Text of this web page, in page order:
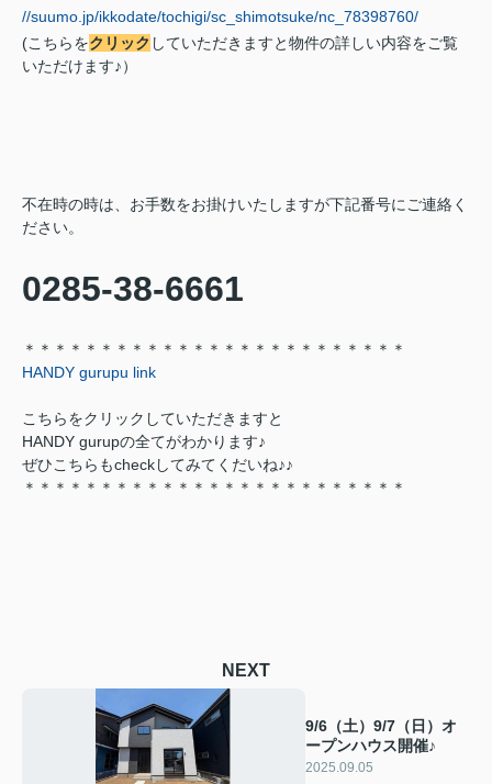
//suumo.jp/ikkodate/tochigi/sc_shimotsuke/nc_78398760/
(こちらをクリック していただきますと物件の詳しい内容をご覧
いただけます♪）
不在時の時は、お手数をお掛けいたしますが下記番号にご連絡く
ださい。
0285-38-6661
＊＊＊＊＊＊＊＊＊＊＊＊＊＊＊＊＊＊＊＊＊＊＊＊＊
HANDY gurupu link
こちらをクリックしていただきますと
HANDY gurupの全てがわかります♪
ぜひこちらもcheckしてみてくだいね♪♪
＊＊＊＊＊＊＊＊＊＊＊＊＊＊＊＊＊＊＊＊＊＊＊＊＊
NEXT
9/6（土）9/7（日）オ
ープンハウス開催♪
2025.09.05